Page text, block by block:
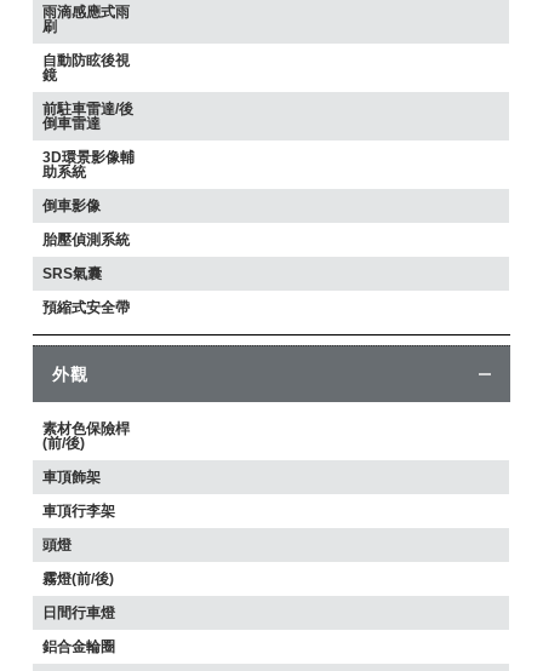
雨滴感應式雨
刷
自動防眩後視
鏡
前駐車雷達/後
倒車雷達
3D環景影像輔
助系統
倒車影像
胎壓偵測系統
SRS氣囊
預縮式安全帶
外觀
素材色保險桿
(前/後)
車頂飾架
車頂行李架
頭燈
霧燈(前/後)
日間行車燈
鋁合金輪圈